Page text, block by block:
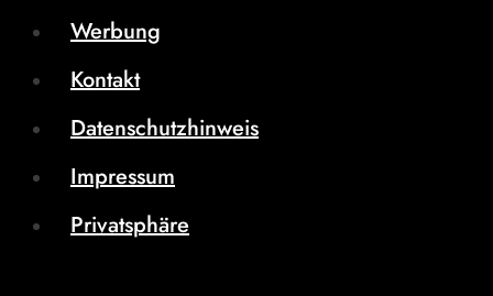
Werbung
Kontakt
Datenschutzhinweis
Impressum
Privatsphäre